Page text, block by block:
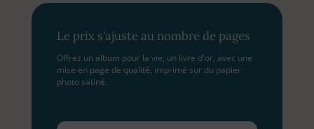
Le prix s'ajuste au nombre de pages
Offrez un album pour la vie, un livre d'or, avec une
mise en page de qualité, imprimé sur du papier
photo satiné.